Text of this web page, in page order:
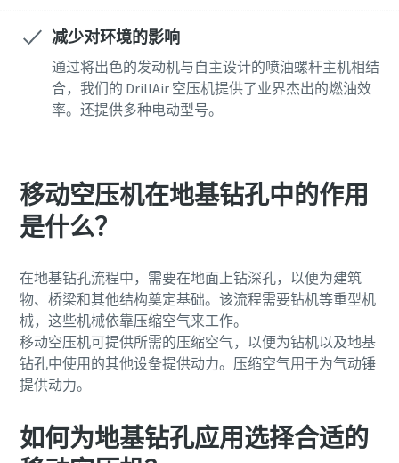
减少对环境的影响
通过将出色的发动机与自主设计的喷油螺杆主机相结
合，我们的 DrillAir 空压机提供了业界杰出的燃油效
率。还提供多种电动型号。
移动空压机在地基钻孔中的作用
是什么？
在地基钻孔流程中，需要在地面上钻深孔，以便为建筑
物、桥梁和其他结构奠定基础。该流程需要钻机等重型机
械，这些机械依靠压缩空气来工作。
移动空压机可提供所需的压缩空气，以便为钻机以及地基
钻孔中使用的其他设备提供动力。压缩空气用于为气动锤
提供动力。
如何为地基钻孔应用选择合适的